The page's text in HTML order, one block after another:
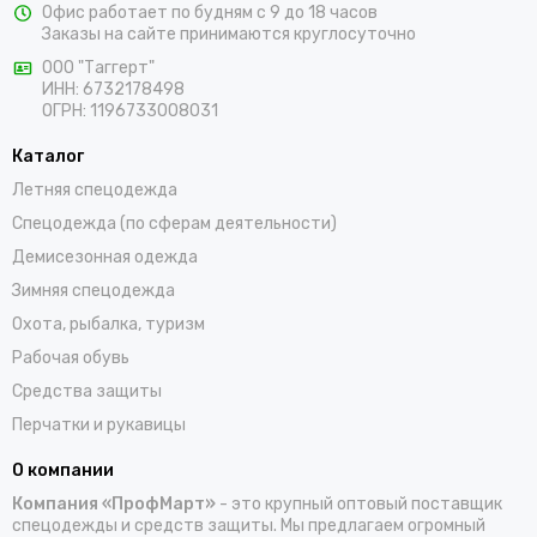
предлагаем выбрать костюмы, комбинезоны, куртки, халаты,
жилеты, фартуки, головные уборы и трикотажные изделия для
работы. Доставка заказов осуществляется по Сысерти и
всей России проверенными транспортными компаниями.
Офис работает по будням с 9 до 18 часов
Заказы на сайте принимаются круглосуточно
ООО "Таггерт"
ИНН: 6732178498
ОГРН: 1196733008031
Каталог
Летняя спецодежда
Спецодежда (по сферам деятельности)
Демисезонная одежда
Зимняя спецодежда
Охота, рыбалка, туризм
Рабочая обувь
Средства защиты
Перчатки и рукавицы
О компании
Компания «ПрофМарт» - это крупный оптовый поставщик
спецодежды и средств защиты. Мы предлагаем огромный